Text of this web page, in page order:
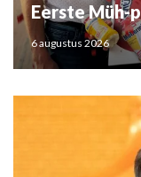
Eerste Müh-
6 augustus 2026